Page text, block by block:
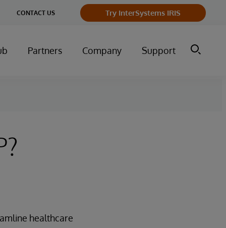
CONTACT US Try InterSystems IRIS
Partners Company Support
healthcare